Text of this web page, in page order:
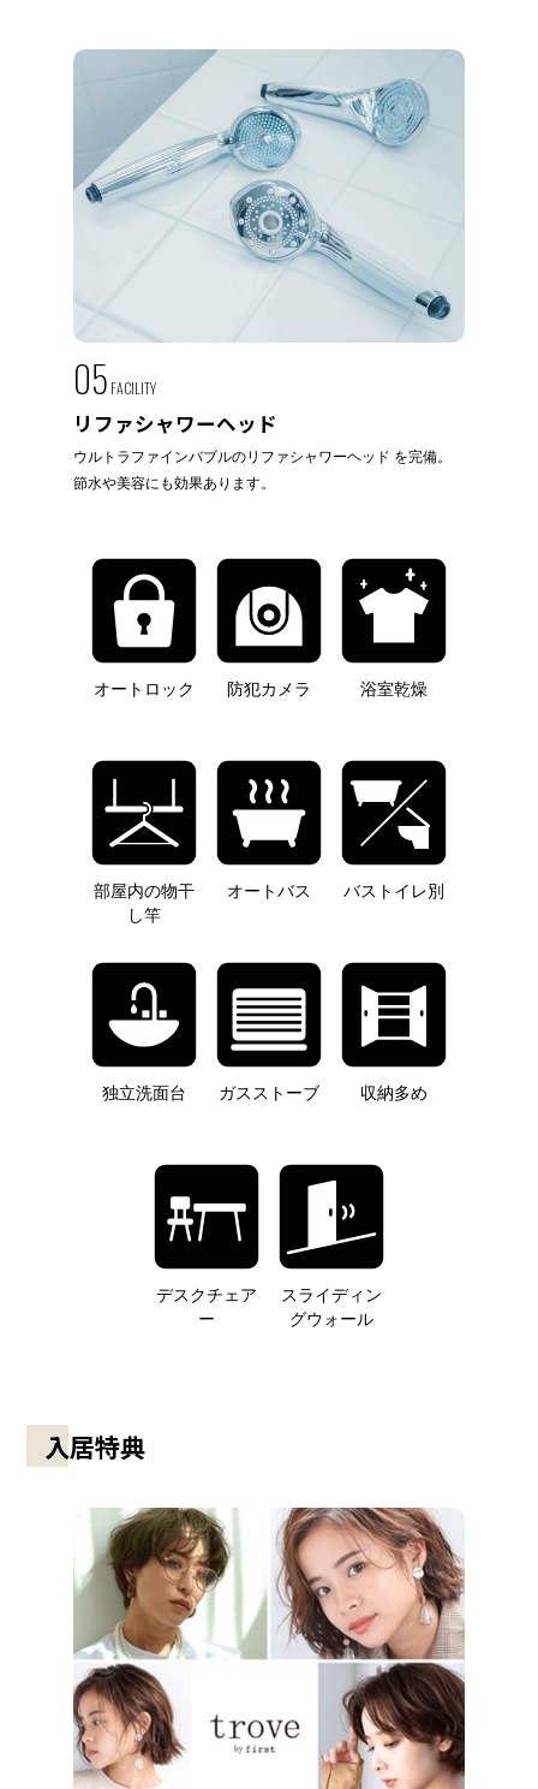
05 FACILITY
リファシャワーヘッド
ウルトラファインバブルのリファシャワーヘッド を完備。
節水や美容にも効果あります。
オートロック 防犯カメラ 浴室乾燥
部屋内の物干
し竿
オートバス バストイレ別
独立洗面台 ガスストーブ 収納多め
デスクチェア
ー
スライディン
グウォール
入居特典